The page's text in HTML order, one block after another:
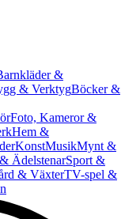
&
& VerktygBöcker &
Foto, Kameror &
Hem &
KonstMusikMynt &
ÄdelstenarSport &
& VäxterTV-spel &